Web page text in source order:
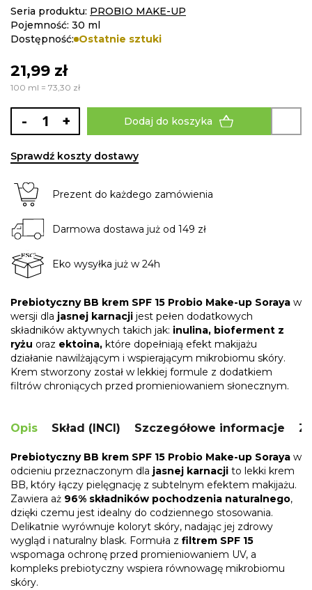
images
gallery
Seria produktu: PROBIO MAKE-UP
Pojemność: 30 ml
Dostępność: Ostatnie sztuki
21,99 zł
100 ml = 73,30 zł
- + Dodaj do koszyka
Sprawdź koszty dostawy
Prezent do każdego zamówienia
Darmowa dostawa już od 149 zł
Eko wysyłka już w 24h
Prebiotyczny BB krem SPF 15 Probio Make-up Soraya w
wersji dla jasnej karnacji jest pełen dodatkowych
składników aktywnych takich jak: inulina, bioferment z
ryżu oraz ektoina, które dopełniają efekt makijażu
działanie nawilżającym i wspierającym mikrobiomu skóry.
Krem stworzony został w lekkiej formule z dodatkiem
filtrów chroniących przed promieniowaniem słonecznym.
Opis Skład (INCI) Szczegółowe informacje
Prebiotyczny BB krem SPF 15 Probio Make-up Soraya w
odcieniu przeznaczonym dla jasnej karnacji to lekki krem
BB, który łączy pielęgnację z subtelnym efektem makijażu.
Zawiera aż 96% składników pochodzenia naturalnego,
dzięki czemu jest idealny do codziennego stosowania.
Delikatnie wyrównuje koloryt skóry, nadając jej zdrowy
wygląd i naturalny blask. Formuła z filtrem SPF 15
wspomaga ochronę przed promieniowaniem UV, a
kompleks prebiotyczny wspiera równowagę mikrobiomu
skóry.